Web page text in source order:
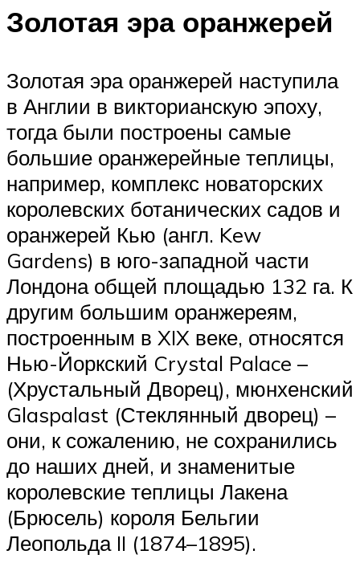
Золотая эра оранжерей
Золотая эра оранжерей наступила
в Англии в викторианскую эпоху,
тогда были построены самые
большие оранжерейные теплицы,
например, комплекс новаторских
королевских ботанических садов и
оранжерей Кью (англ. Kew
Gardens) в юго-западной части
Лондона общей площадью 132 га. К
другим большим оранжереям,
построенным в XIX веке, относятся
Нью-Йоркский Crystal Palace –
(Хрустальный Дворец), мюнхенский
Glaspalast (Стеклянный дворец) –
они, к сожалению, не сохранились
до наших дней, и знаменитые
королевские теплицы Лакена
(Брюсель) короля Бельгии
Леопольда II (1874–1895).